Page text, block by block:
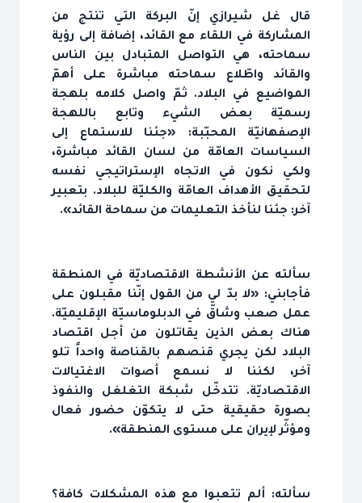
قال غل شيرازي إنّ البركة التي تنتج من
المشاركة في اللقاء مع القائد، إضافة إلى رؤية
سماحته، هي التواصل المتبادل بين الناس
والقائد واطّلاع سماحته مباشرة على أهمّ
المواضيع في البلاد. ثمّ واصل كلامه بلهجة
رسميّة بعض الشيء وتابع باللهجة
الإصفهانيّة المحبّبة: «جئنا للاستماع إلى
السياسات العامّة من لسان القائد مباشرة،
ولكي نكون في الاتجاه الإستراتيجي نفسه
لتحقيق الأهداف العامّة والكليّة للبلاد. بتعبير
آخر: جئنا لنأخذ التعليمات من سماحة القائد».
سألته عن الأنشطة الاقتصاديّة في المنطقة
فأجابني: «لا بدّ لي من القول إنّنا مقبلون على
عمل صعب وشاقّ في الدبلوماسيّة الإقليميّة.
هناك بعض الذين يقاتلون من أجل اقتصاد
البلاد لكن يجري قنصهم بالقناصة واحداً تلو
آخر، لكننا لا نسمع أصوات الاغتيالات
الاقتصاديّة. تتدخّل شبكة التغلغل والنفوذ
بصورة حقيقية حتى لا يتكوّن حضور فعال
ومؤثّر لإيران على مستوى المنطقة».
سألته: ألم تتعبوا مع هذه المشكلات كافة؟